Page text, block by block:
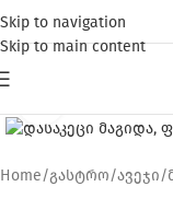
Skip to navigation
Skip to main content
Home/გასტრო/ავეჯი/